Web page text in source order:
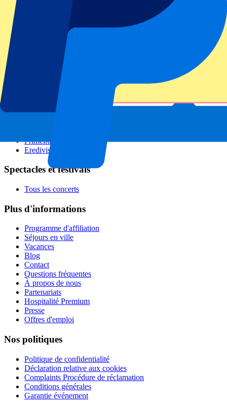
Championnats de football
Ligue des Champions
Premier League
Serie A
Primeira Liga
Eredivisie
Spectacles et festivals
Tous les concerts
Plus d'informations
Programme d'affiliation
Séjours en ville
Vacances
Blog
Contact
Questions fréquentes
À propos de nous
Partenariats
Hospitalité Premium
Presse
Offres d'emploi
Nos politiques
Politique de confidentialité
Déclaration relative aux cookies
Complaints Procédure de réclamation
Conditions générales
Garantie événement